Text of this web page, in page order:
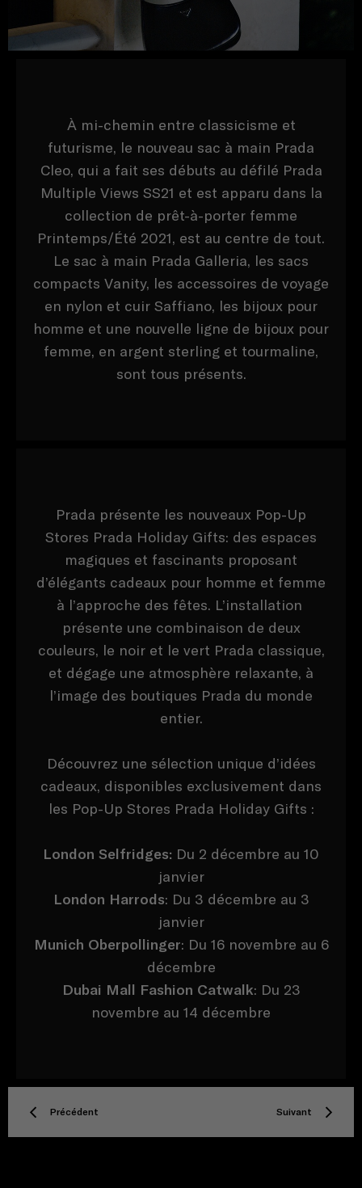
À mi-chemin entre classicisme et
futurisme, le nouveau sac à main Prada
Cleo, qui a fait ses débuts au défilé Prada
Multiple Views SS21 et est apparu dans la
collection de prêt-à-porter femme
Printemps/Été 2021, est au centre de tout.
Le sac à main Prada Galleria, les sacs
compacts Vanity, les accessoires de voyage
en nylon et cuir Saffiano, les bijoux pour
homme et une nouvelle ligne de bijoux pour
femme, en argent sterling et tourmaline,
sont tous présents.
Prada présente les nouveaux Pop-Up
Stores Prada Holiday Gifts: des espaces
magiques et fascinants proposant
d’élégants cadeaux pour homme et femme
à l’approche des fêtes. L’installation ​​
présente une combinaison de deux
couleurs, le noir et le vert Prada classique,
et dégage une atmosphère relaxante, à
l’image des boutiques Prada du monde
entier.
Découvrez une sélection unique d’idées
cadeaux, disponibles exclusivement dans
les Pop-Up Stores Prada Holiday Gifts :
London Selfridges: Du 2 décembre au 10
janvier
London Harrods: Du 3 décembre au 3
janvier
Munich Oberpollinger: Du 16 novembre au 6
décembre
Dubai Mall Fashion Catwalk: Du 23
novembre au 14 décembre
Précédent Suivant